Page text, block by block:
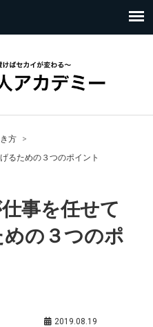
方
るための３つのポイント
事を任せて
の３つのポ
2019.08.19